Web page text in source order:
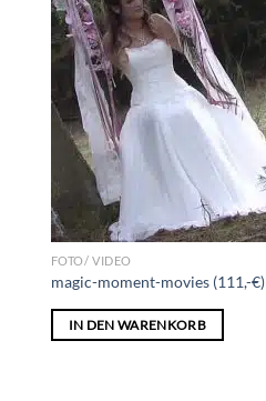
FOTO/ VIDEO
magic-moment-movies (111,-€)
IN DEN WARENKORB